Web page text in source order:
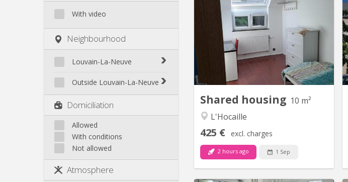
With video
Neighbourhood
Louvain-La-Neuve
Biéreau
Centre
L'Hocaille
La Baraque
Lauzelle
Outside Louvain-La-Neuve
Genappe
Mont-Saint-Guibert
Nivelles
Ottignies
Rixensart
Domiciliation
Allowed
With conditions
Not allowed
Atmosphere
Shared housing 10 m²
L'Hocaille
425 € excl. charges
2 hours ago 1 Sep
Chambre meublée & fraîchement
rénovée – Quartier de l'Hocaille ​Vous
cherchez un lieu de vie agréable,
lumineux et idéalement situé ? Venez
nous rejoindre dans notre colocation
de 3 personnes au sein d'une maison
unifamiliale ! ​📍 Localisation idéale ​
Située dans le quartier très recherché